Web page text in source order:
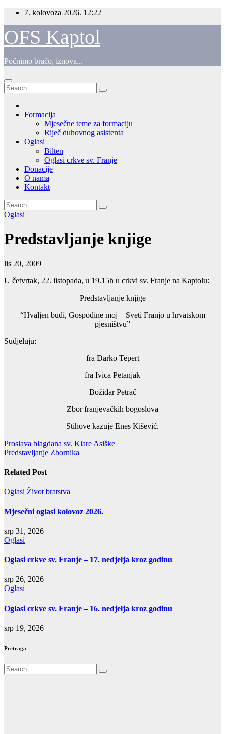
Skip
content
7. kolovoza 2026. 12:22
OFS Kaptol
Počnimo braćo, iznova...
Formacija
Mjesečne teme za formaciju
Riječ duhovnog asistenta
Oglasi
Bilten
Oglasi crkve sv. Franje
Donacije
O nama
Kontakt
Oglasi
Predstavljanje knjige
lis 20, 2009
U četvrtak, 22. listopada, u 19.15h u crkvi sv. Franje na Kaptolu:
Predstavljanje knjige
“Hvaljen budi, Gospodine moj – Sveti Franjo u hrvatskom
pjesništvu”
Sudjeluju:
fra Darko Tepert
fra Ivica Petanjak
Božidar Petrač
Zbor franjevačkih bogoslova
Stihove kazuje Enes Kišević.
Navigacija
objava
Proslava blagdana sv. Klare Asiške
Predstavljanje Zbornika
Related Post
Oglasi Život bratstva
Mjesečni oglasi kolovoz 2026.
srp 31, 2026
Oglasi
Oglasi crkve sv. Franje – 17. nedjelja kroz godinu
srp 26, 2026
Oglasi
Oglasi crkve sv. Franje – 16. nedjelja kroz godinu
srp 19, 2026
Pretraga